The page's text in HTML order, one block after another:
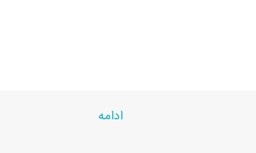
ادامه